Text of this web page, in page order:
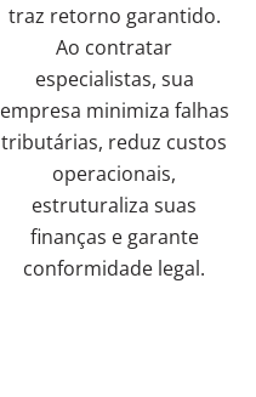
traz retorno garantido.
Ao contratar
especialistas, sua
empresa minimiza falhas
tributárias, reduz custos
operacionais,
estruturaliza suas
finanças e garante
conformidade legal.